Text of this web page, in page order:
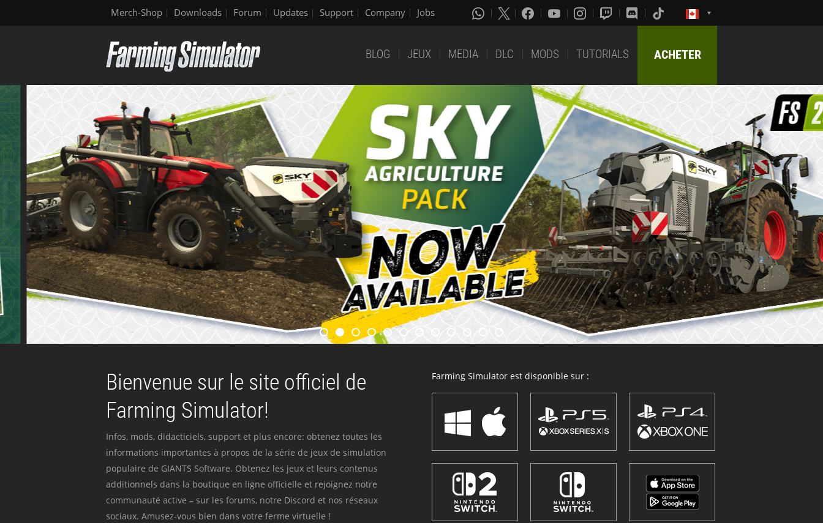
Merch-Shop Downloads Forum Updates Support Company Jobs
BLOG JEUX MEDIA DLC MODS TUTORIALS ACHETER
Bienvenue sur le site officiel de
Farming Simulator!
Infos, mods, didacticiels, support et plus encore: obtenez toutes les
informations importantes à propos de la série de jeux de simulation
populaire de GIANTS Software. Obtenez les jeux et leurs contenus
additionnels dans la boutique en ligne officielle et rejoignez notre
communauté active – sur les forums, notre Discord et nos réseaux
sociaux. Amusez-vous bien dans votre ferme virtuelle !
Farming Simulator est disponible sur :